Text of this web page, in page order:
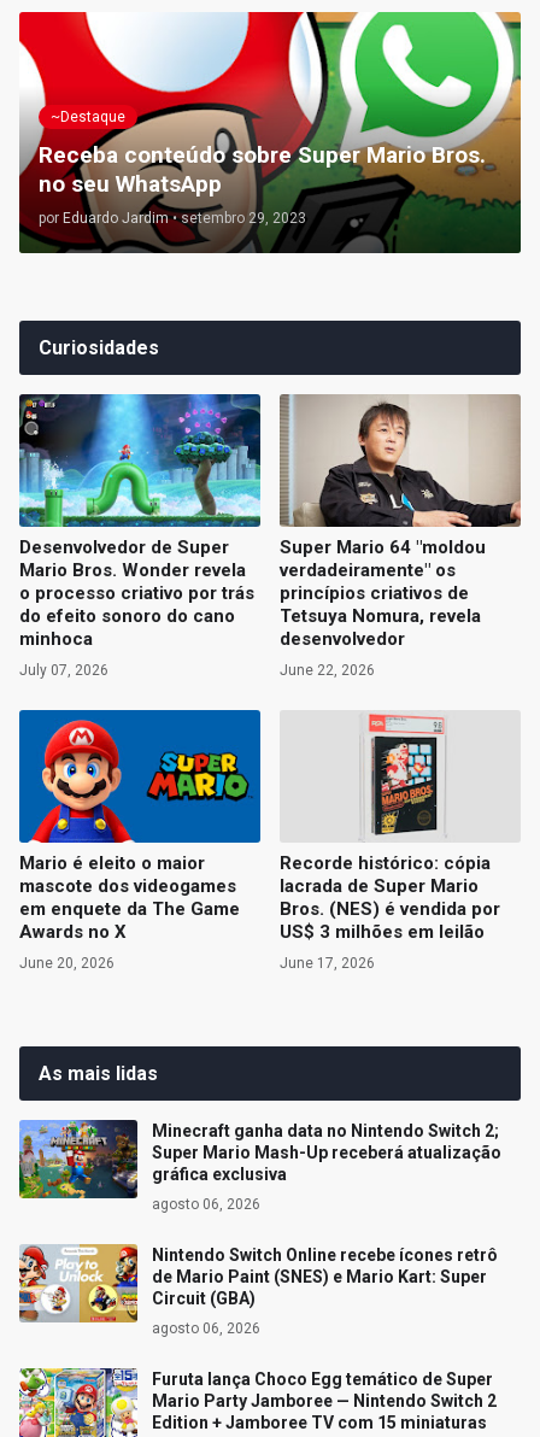
~Destaque
Receba conteúdo sobre Super Mario Bros.
no seu WhatsApp
por Eduardo Jardim • setembro 29, 2023
Curiosidades
Desenvolvedor de Super
Mario Bros. Wonder revela
o processo criativo por trás
do efeito sonoro do cano
minhoca
July 07, 2026
Super Mario 64 "moldou
verdadeiramente" os
princípios criativos de
Tetsuya Nomura, revela
desenvolvedor
June 22, 2026
Mario é eleito o maior
mascote dos videogames
em enquete da The Game
Awards no X
June 20, 2026
Recorde histórico: cópia
lacrada de Super Mario
Bros. (NES) é vendida por
US$ 3 milhões em leilão
June 17, 2026
As mais lidas
Minecraft ganha data no Nintendo Switch 2;
Super Mario Mash-Up receberá atualização
gráfica exclusiva
agosto 06, 2026
Nintendo Switch Online recebe ícones retrô
de Mario Paint (SNES) e Mario Kart: Super
Circuit (GBA)
agosto 06, 2026
Furuta lança Choco Egg temático de Super
Mario Party Jamboree — Nintendo Switch 2
Edition + Jamboree TV com 15 miniaturas